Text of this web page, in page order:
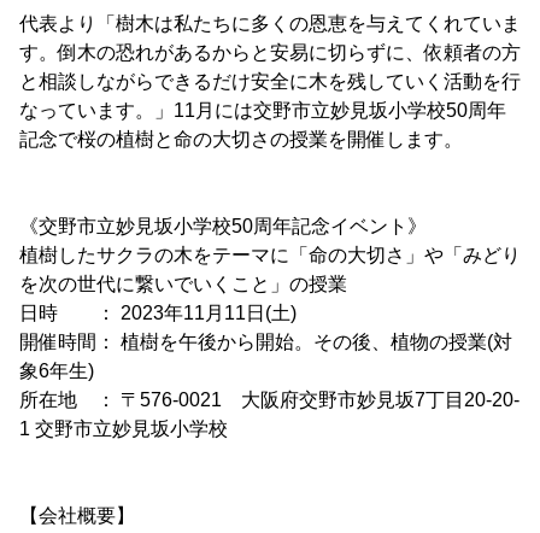
代表より「樹木は私たちに多くの恩恵を与えてくれていま
す。倒木の恐れがあるからと安易に切らずに、依頼者の方
と相談しながらできるだけ安全に木を残していく活動を行
なっています。」11月には交野市立妙見坂小学校50周年
記念で桜の植樹と命の大切さの授業を開催します。
《交野市立妙見坂小学校50周年記念イベント》
植樹したサクラの木をテーマに「命の大切さ」や「みどり
を次の世代に繋いでいくこと」の授業
日時 ： 2023年11月11日(土)
開催時間： 植樹を午後から開始。その後、植物の授業(対
象6年生)
所在地 ： 〒576-0021 大阪府交野市妙見坂7丁目20-20-
1 交野市立妙見坂小学校
【会社概要】